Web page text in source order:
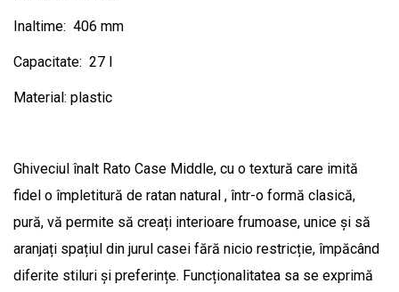
Inaltime: 406 mm
Capacitate: 27 l
Material: plastic
Ghiveciul înalt Rato Case Middle, cu o textură care imită
fidel o împletitură de ratan natural , într-o formă clasică,
pură, vă permite să creați interioare frumoase, unice și să
aranjați spațiul din jurul casei fără nicio restricție, împăcând
diferite stiluri și preferințe. Funcționalitatea sa se exprimă